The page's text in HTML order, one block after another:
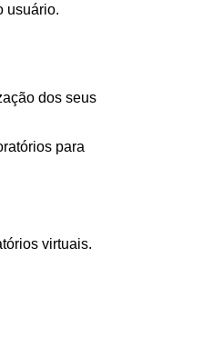
usuário.
dos seus
para
virtuais.